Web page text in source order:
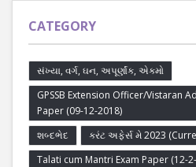
CATEGORY
સંખ્યા, વર્ગ, ઘન, અપૂર્ણાંક, એકમો
GPSSB Extension Officer/Vistaran
Paper (09-12-2018)
શબ્દભેદ
કરંટ અફેર્સ મે 2023
Talati cum Mantri Exam Paper (12-